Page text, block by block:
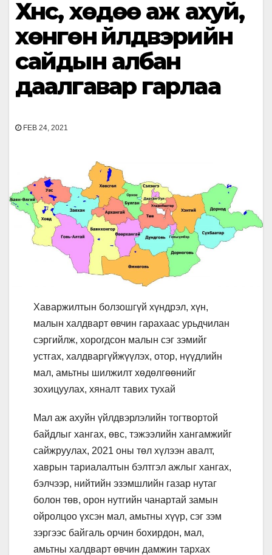
Хүнс, хөдөө аж ахуй,
хөнгөн үйлдвэрийн
сайдын албан
даалгавар гарлаа
FEB 24, 2021
Хаваржилтын болзошгүй хүндрэл, хүн,
малын халдварт өвчин гарахаас урьдчилан
сэргийлж, хорогдсон малын сэг зэмийг
устгах, халдваргүйжүүлэх, отор, нүүдлийн
мал, амьтны шилжилт хөдөлгөөнийг
зохицуулах, хяналт тавих тухай
Мал аж ахуйн үйлдвэрлэлийн тогтвортой
байдлыг хангах, өвс, тэжээлийн хангамжийг
сайжруулах, 2021 оны төл хүлээн авалт,
хаврын тариалалтын бэлтгэл ажлыг хангах,
бэлчээр, нийтийн эзэмшлийн газар нутаг
болон төв, орон нутгийн чанартай замын
ойролцоо үхсэн мал, амьтны хүүр, сэг зэм
зэргээс байгаль орчин бохирдон, мал,
амьтны халдварт өвчин дамжин тархах